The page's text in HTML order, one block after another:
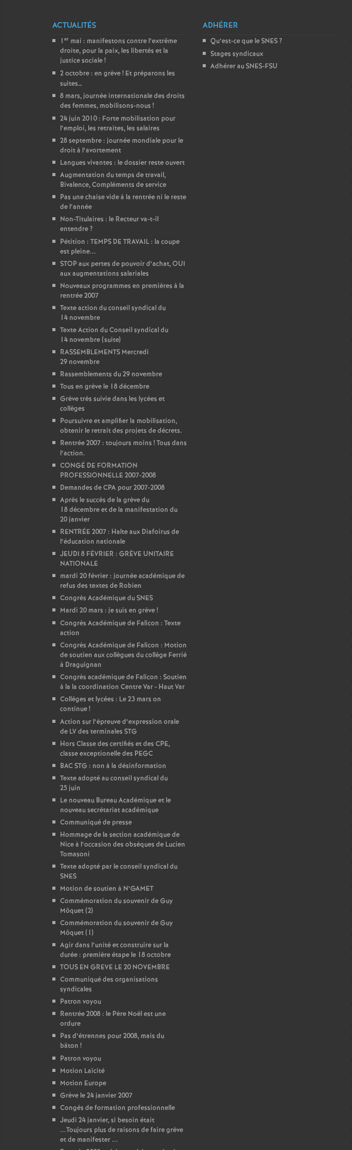
ACTUALITÉS
1 er mai : manifestons contre l’extrême
droite, pour la paix, les libertés et la
justice sociale!
2 octobre : en grève! Et préparons les
suites…
8 mars, journée internationale des droits
des femmes, mobilisons-nous !
24 juin 2010 : Forte mobilisation pour
l’emploi, les retraites, les salaires
28 septembre : journée mondiale pour le
droit à l’avortement
Langues vivantes : le dossier reste ouvert
Augmentation du temps de travail,
Bivalence, Compléments de service
Pas une chaise vide à la rentrée ni le reste
de l’année
Non-Titulaires : le Recteur va-t-il
entendre?
Pétition : TEMPS DE TRAVAIL : la coupe
est pleine...
STOP aux pertes de pouvoir d’achat, OUI
aux augmentations salariales
Nouveaux programmes en premières à la
rentrée 2007
Texte action du conseil syndical du
14 novembre
Texte Action du Conseil syndical du
14 novembre (suite)
RASSEMBLEMENTS Mercredi
29 novembre
Rassemblements du 29 novembre
Tous en grève le 18 décembre
Grève très suivie dans les lycées et
collèges
Poursuivre et amplifier la mobilisation,
obtenir le retrait des projets de décrets.
Rentrée 2007 : toujours moins ! Tous dans
l’action.
CONGÉ DE FORMATION
PROFESSIONNELLE 2007-2008
Demandes de CPA pour 2007-2008
Après le succès de la grève du
18 décembre et de la manifestation du
20 janvier
RENTRÉE 2007 : Halte aux Diafoirus de
l’éducation nationale
JEUDI 8 FÉVRIER : GRÈVE UNITAIRE
NATIONALE
mardi 20 février : journée académique de
refus des textes de Robien
Congrès Académique du SNES
Mardi 20 mars : je suis en grève!
Congrès Académique de Falicon : Texte
action
Congrès Académique de Falicon : Motion
de soutien aux collègues du collège Ferrié
à Draguignan
Congrès académique de Falicon : Soutien
à la la coordination Centre Var - Haut Var
Collèges et lycées : Le 23 mars on
continue!
Action sur l’épreuve d’expression orale
de LV des terminales STG
Hors Classe des certifiés et des CPE,
classe exceptionelle des PEGC
BAC STG : non à la désinformation
Texte adopté au conseil syndical du
25 juin
Le nouveau Bureau Académique et le
nouveau secrétariat académique
Communiqué de presse
Hommage de la section académique de
Nice à l’occasion des obsèques de Lucien
Tomasoni
Texte adopté par le conseil syndical du
SNES
Motion de soutien à N’GAMET
Commémoration du souvenir de Guy
Môquet (2)
Commémoration du souvenir de Guy
Môquet (1)
Agir dans l’unité et construire sur la
durée : première étape le 18 octobre
TOUS EN GREVE LE 20 NOVEMBRE
Communiqué des organisations
syndicales
Patron voyou
Rentrée 2008 : le Père Noël est une
ordure
Pas d’étrennes pour 2008, mais du
bâton !
Patron voyou
Motion Laïcité
Motion Europe
Grève le 24 janvier 2007
Congés de formation professionnelle
Jeudi 24 janvier, si besoin était
...Toujours plus de raisons de faire grève
et de manifester ...
ADHÉRER
Qu’est-ce que le SNES?
Stages syndicaux
Adhérer au SNES-FSU